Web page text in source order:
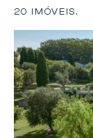
20 IMÓVEIS.